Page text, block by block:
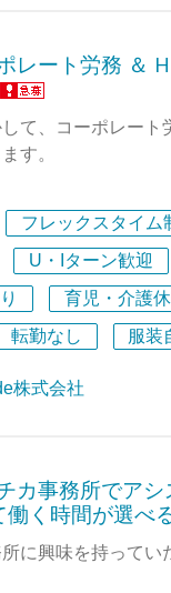
の資格については
ならない方
識をどんどん習得
何か「これができ
、私達が丁寧にお
。
ィスに移転しまし
ります！
レート労務 ＆
て、コーポレー
す。
式会社は、「業
を。」をミッショ
本金11.4億円）。
するのは、単なる
、情報システム（
ート業務全体を1
ットフォーム「
。DRESS CODEは
ョンに変えていき
合プラットフォー
フレックスタイム
U・Iターン歓迎
育児・介護
転勤なし 服装
株式会社
カ事務所でア
働く時間が選べ
に興味を持って